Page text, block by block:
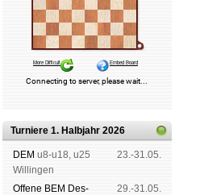
Turniere 1. Halbjahr 2026
DEM u8-u18, u25
Wil­lin­gen
23.-31.05.
Offene BEM Des­
29.-31.05.